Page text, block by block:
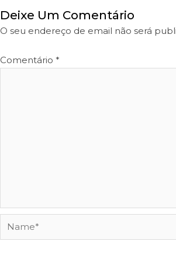
Deixe Um Comentário
O seu endereço de email não será
Comentário *
Name*